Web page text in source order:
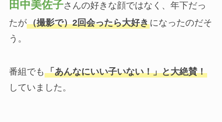
田中美佐子さんの好きな顔ではなく、年下だっ
たが（撮影で）2回会ったら大好きになったのだそ
う。
番組でも 「あんなにいい子いない！」と大絶賛！
していました。